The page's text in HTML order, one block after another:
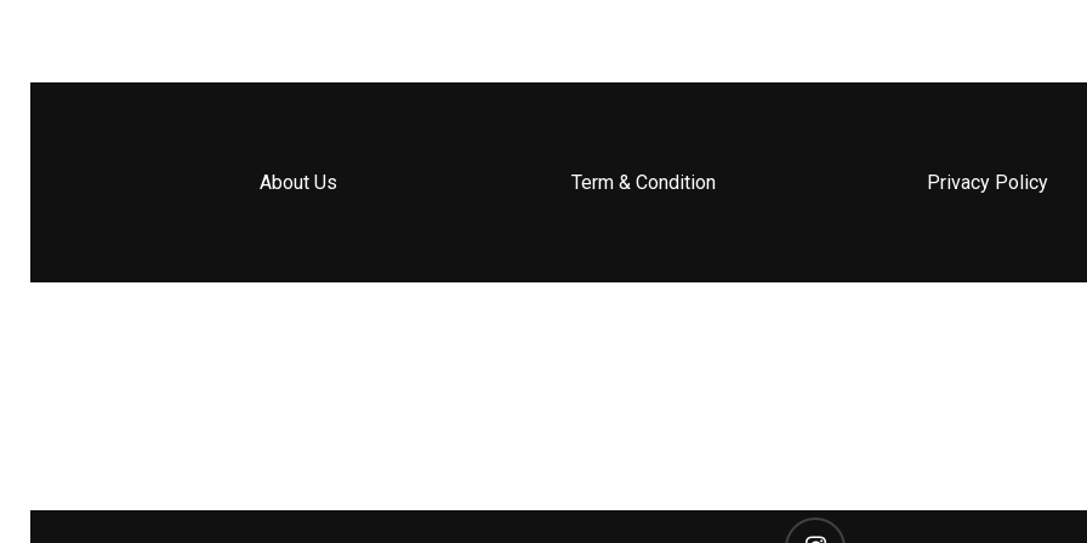
About Us Term & Condition Privacy Policy
instagram